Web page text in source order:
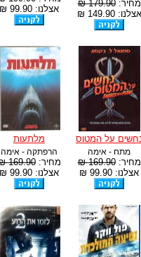
מחיר:179.90 ₪
אצלנו: 149.90 ₪
אצלנו: 99.90 ₪
על המטוס
מתח - אימה
מחיר:169.90 ₪
אצלנו: 99.90 ₪
מלתעות
הרפתקה - אימה
מחיר:169.90 ₪
אצלנו: 99.90 ₪